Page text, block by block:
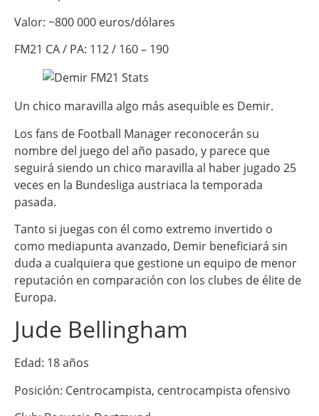
Valor: ~800 000 euros/dólares
FM21 CA / PA: 112 / 160 – 190
Un chico maravilla algo más asequible es Demir.
Los fans de Football Manager reconocerán su
nombre del juego del año pasado, y parece que
seguirá siendo un chico maravilla al haber jugado 25
veces en la Bundesliga austriaca la temporada
pasada.
Tanto si juegas con él como extremo invertido o
como mediapunta avanzado, Demir beneficiará sin
duda a cualquiera que gestione un equipo de menor
reputación en comparación con los clubes de élite de
Europa.
Jude Bellingham
Edad: 18 años
Posición: Centrocampista, centrocampista ofensivo